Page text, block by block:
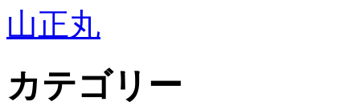
山正丸
カテゴリー